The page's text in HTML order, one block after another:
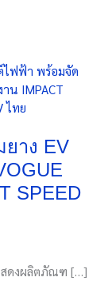
าง EV
SPEED
สดงผลิตภัณฑ […]